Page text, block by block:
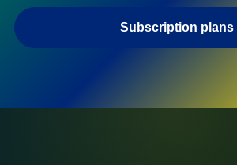
Subscription plans